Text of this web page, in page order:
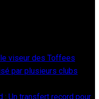
viseur des Toffees
par plusieurs clubs
: Un transfert record pour